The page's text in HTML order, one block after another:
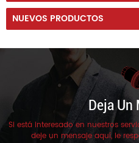
NUEVOS PRODUCTOS
Deja Un
Si está interesado en nuestros
deje un mensaje aquí, le